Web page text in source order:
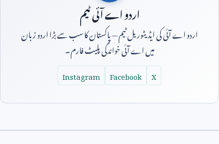
اردو اے آئی ٹیم
اردو اے آئی کی ایڈیٹوریل ٹیم — پاکستان کا سب سے بڑا اردو زبان
میں اے آئی خواندگی پلیٹ فارم۔
X
Facebook
Instagram